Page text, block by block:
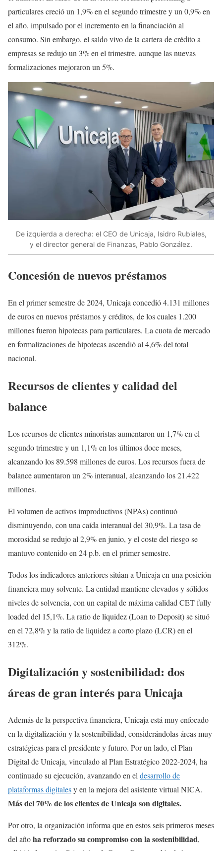
particulares creció un 1,9% en el segundo trimestre y un 0,9% en
el año, impulsado por el incremento en la financiación al
consumo. Sin embargo, el saldo vivo de la cartera de crédito a
empresas se redujo un 3% en el trimestre, aunque las nuevas
formalizaciones mejoraron un 5%.
De izquierda a derecha: el CEO de Unicaja, Isidro Rubiales,
y el director general de Finanzas, Pablo González.
Concesión de nuevos préstamos
En el primer semestre de 2024, Unicaja concedió 4.131 millones
de euros en nuevos préstamos y créditos, de los cuales 1.200
millones fueron hipotecas para particulares. La cuota de mercado
en formalizaciones de hipotecas ascendió al 4,6% del total
nacional.
Recursos de clientes y calidad del
balance
Los recursos de clientes minoristas aumentaron un 1,7% en el
segundo trimestre y un 1,1% en los últimos doce meses,
alcanzando los 89.598 millones de euros. Los recursos fuera de
balance aumentaron un 2% interanual, alcanzando los 21.422
millones.
El volumen de activos improductivos (NPAs) continuó
disminuyendo, con una caída interanual del 30,9%. La tasa de
morosidad se redujo al 2,9% en junio, y el coste del riesgo se
mantuvo contenido en 24 p.b. en el primer semestre.
Todos los indicadores anteriores sitúan a Unicaja en una posición
financiera muy solvente. La entidad mantiene elevados y sólidos
niveles de solvencia, con un capital de máxima calidad CET fully
loaded del 15,1%. La ratio de liquidez (Loan to Deposit) se situó
en el 72,8% y la ratio de liquidez a corto plazo (LCR) en el
312%.
Digitalización y sostenibilidad: dos
áreas de gran interés para Unicaja
Además de la perspectiva financiera, Unicaja está muy enfocado
en la digitalización y la sostenibilidad, considerándolas áreas muy
estratégicas para el presidente y futuro. Por un lado, el Plan
Digital de Unicaja, vinculado al Plan Estratégico 2022-2024, ha
continuado su ejecución, avanzando en el desarrollo de
plataformas digitalesy en la mejora del asistente virtual NICA.
Más del 70% de los clientes de Unicaja son digitales.
Por otro, la organización informa que en estos seis primeros meses
del añoha reforzado su compromiso con la sostenibilidad,